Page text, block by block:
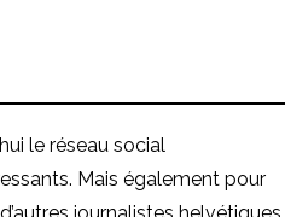
le réseau social
Mais également pour